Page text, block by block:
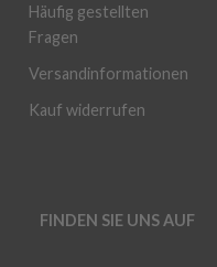
Häufig gestellten
Fragen
Versandinformationen
Kauf widerrufen
FINDEN SIE UNS AUF